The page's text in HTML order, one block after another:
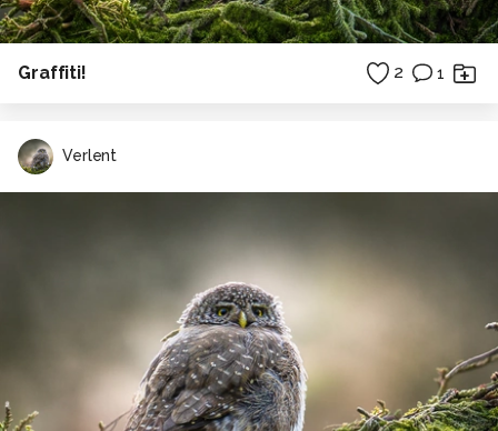
Graffiti! 2 1
Verlent